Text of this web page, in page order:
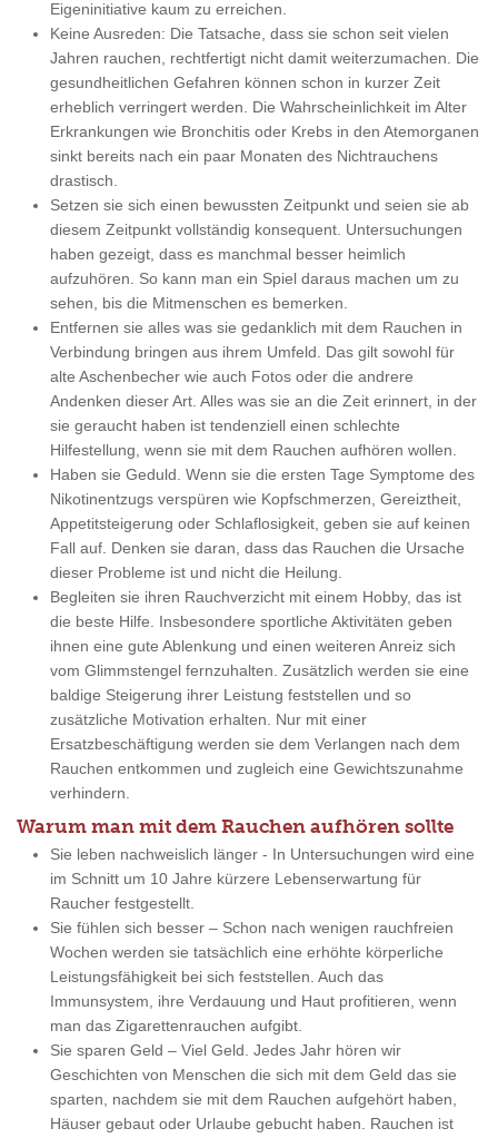
Eigeninitiative kaum zu erreichen.
Keine Ausreden: Die Tatsache, dass sie schon seit vielen
Jahren rauchen, rechtfertigt nicht damit weiterzumachen. Die
gesundheitlichen Gefahren können schon in kurzer Zeit
erheblich verringert werden. Die Wahrscheinlichkeit im Alter
Erkrankungen wie Bronchitis oder Krebs in den Atemorganen
sinkt bereits nach ein paar Monaten des Nichtrauchens
drastisch.
Setzen sie sich einen bewussten Zeitpunkt und seien sie ab
diesem Zeitpunkt vollständig konsequent. Untersuchungen
haben gezeigt, dass es manchmal besser heimlich
aufzuhören. So kann man ein Spiel daraus machen um zu
sehen, bis die Mitmenschen es bemerken.
Entfernen sie alles was sie gedanklich mit dem Rauchen in
Verbindung bringen aus ihrem Umfeld. Das gilt sowohl für
alte Aschenbecher wie auch Fotos oder die andrere
Andenken dieser Art. Alles was sie an die Zeit erinnert, in der
sie geraucht haben ist tendenziell einen schlechte
Hilfestellung, wenn sie mit dem Rauchen aufhören wollen.
Haben sie Geduld. Wenn sie die ersten Tage Symptome des
Nikotinentzugs verspüren wie Kopfschmerzen, Gereiztheit,
Appetitsteigerung oder Schlaflosigkeit, geben sie auf keinen
Fall auf. Denken sie daran, dass das Rauchen die Ursache
dieser Probleme ist und nicht die Heilung.
Begleiten sie ihren Rauchverzicht mit einem Hobby, das ist
die beste Hilfe. Insbesondere sportliche Aktivitäten geben
ihnen eine gute Ablenkung und einen weiteren Anreiz sich
vom Glimmstengel fernzuhalten. Zusätzlich werden sie eine
baldige Steigerung ihrer Leistung feststellen und so
zusätzliche Motivation erhalten. Nur mit einer
Ersatzbeschäftigung werden sie dem Verlangen nach dem
Rauchen entkommen und zugleich eine Gewichtszunahme
verhindern.
Warum man mit dem Rauchen aufhören sollte
Sie leben nachweislich länger - In Untersuchungen wird eine
im Schnitt um 10 Jahre kürzere Lebenserwartung für
Raucher festgestellt.
Sie fühlen sich besser – Schon nach wenigen rauchfreien
Wochen werden sie tatsächlich eine erhöhte körperliche
Leistungsfähigkeit bei sich feststellen. Auch das
Immunsystem, ihre Verdauung und Haut profitieren, wenn
man das Zigarettenrauchen aufgibt.
Sie sparen Geld – Viel Geld. Jedes Jahr hören wir
Geschichten von Menschen die sich mit dem Geld das sie
sparten, nachdem sie mit dem Rauchen aufgehört haben,
Häuser gebaut oder Urlaube gebucht haben. Rauchen ist